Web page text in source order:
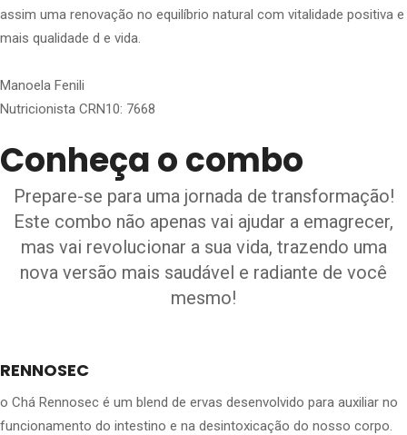
assim uma renovação no equilíbrio natural com vitalidade positiva e
mais qualidade d e vida.
Manoela Fenili
Nutricionista CRN10: 7668
Conheça o combo
Prepare-se para uma jornada de transformação!
Este combo não apenas vai ajudar a emagrecer,
mas vai revolucionar a sua vida, trazendo uma
nova versão mais saudável e radiante de você
mesmo!
RENNOSEC
o Chá Rennosec é um blend de ervas desenvolvido para auxiliar no
funcionamento do intestino e na desintoxicação do nosso corpo.